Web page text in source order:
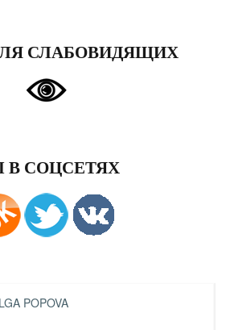
СЛАБОВИДЯЩИХ
СОЦСЕТЯХ
POPOVA